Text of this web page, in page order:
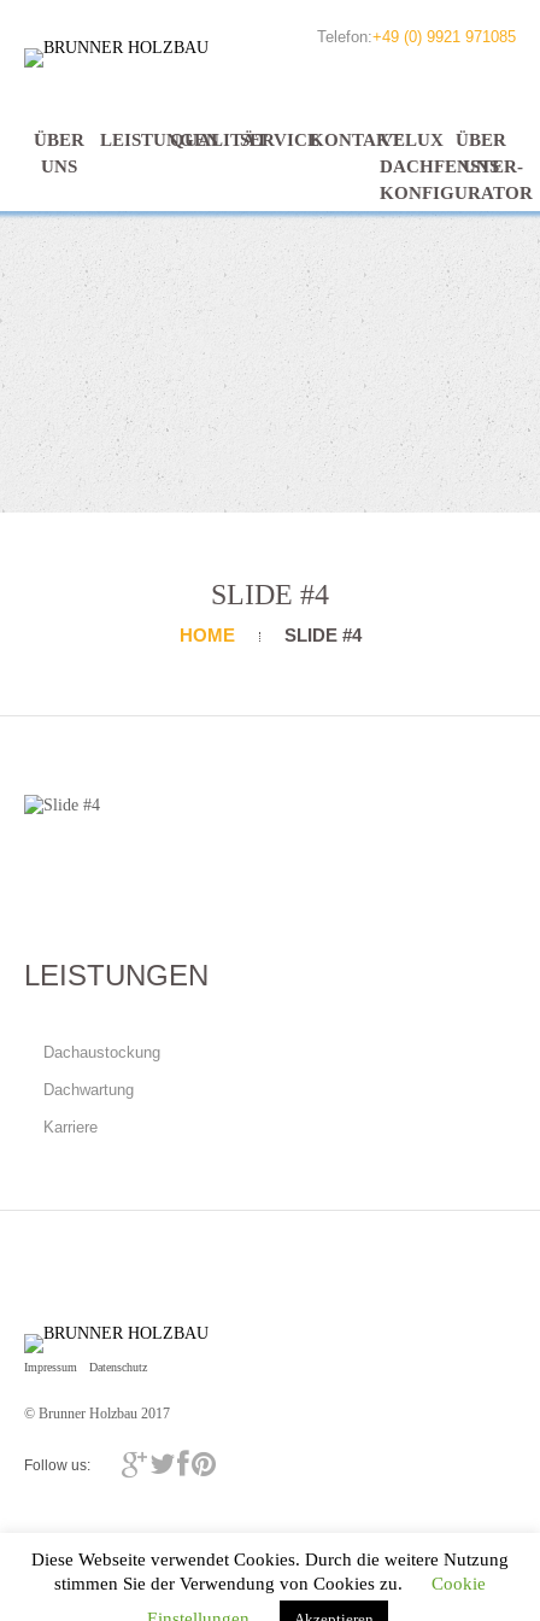
Telefon:+49 (0) 9921 971085
ÜBER
UNS
LEISTUNGENQUALITÄTSERVICEKONTAKTVELUX
DACHFENSTER-
KONFIGURATOR
ÜBER
UNS
SLIDE #4
HOME SLIDE #4
LEISTUNGEN
Dachaustockung
Dachwartung
Karriere
Impressum Datenschutz
© Brunner Holzbau 2017
Follow us:
Diese Webseite verwendet Cookies. Durch die weitere Nutzung
stimmen Sie der Verwendung von Cookies zu.
Cookie